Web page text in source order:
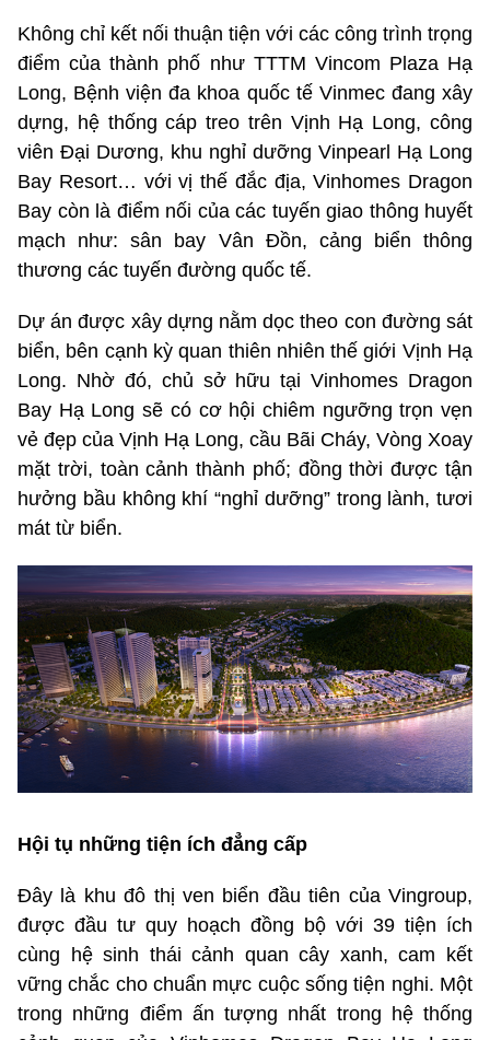
Không chỉ kết nối thuận tiện với các công trình trọng
điểm của thành phố như TTTM Vincom Plaza Hạ
Long, Bệnh viện đa khoa quốc tế Vinmec đang xây
dựng, hệ thống cáp treo trên Vịnh Hạ Long, công
viên Đại Dương, khu nghỉ dưỡng Vinpearl Hạ Long
Bay Resort… với vị thế đắc địa, Vinhomes Dragon
Bay còn là điểm nối của các tuyến giao thông huyết
mạch như: sân bay Vân Đồn, cảng biển thông
thương các tuyến đường quốc tế.
Dự án được xây dựng nằm dọc theo con đường sát
biển, bên cạnh kỳ quan thiên nhiên thế giới Vịnh Hạ
Long. Nhờ đó, chủ sở hữu tại Vinhomes Dragon
Bay Hạ Long sẽ có cơ hội chiêm ngưỡng trọn vẹn
vẻ đẹp của Vịnh Hạ Long, cầu Bãi Cháy, Vòng Xoay
mặt trời, toàn cảnh thành phố; đồng thời được tận
hưởng bầu không khí “nghỉ dưỡng” trong lành, tươi
mát từ biển.
Hội tụ những tiện ích đẳng cấp
Đây là khu đô thị ven biển đầu tiên của Vingroup,
được đầu tư quy hoạch đồng bộ với 39 tiện ích
cùng hệ sinh thái cảnh quan cây xanh, cam kết
vững chắc cho chuẩn mực cuộc sống tiện nghi. Một
trong những điểm ấn tượng nhất trong hệ thống